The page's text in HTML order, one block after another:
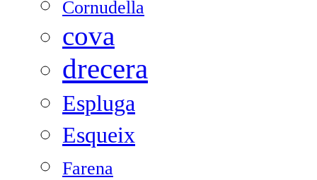
Cornudella
cova
drecera
Espluga
Esqueix
Farena